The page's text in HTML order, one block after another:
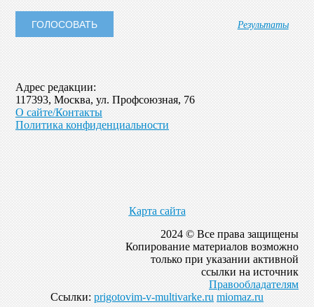
Результаты
Адрес редакции:
117393, Москва, ул. Профсоюзная, 76
О сайте/Контакты
Политика конфиденциальности
Карта сайта
2024 © Все права защищены
Копирование материалов возможно
только при указании активной
ссылки на источник
Правообладателям
Ссылки: prigotovim-v-multivarke.ru miomaz.ru